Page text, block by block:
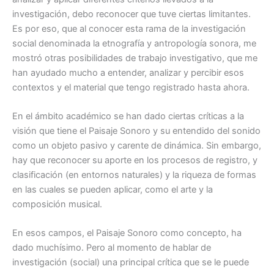
investigación, debo reconocer que tuve ciertas limitantes.
Es por eso, que al conocer esta rama de la investigación
social denominada la etnografía y antropología sonora, me
mostró otras posibilidades de trabajo investigativo, que me
han ayudado mucho a entender, analizar y percibir esos
contextos y el material que tengo registrado hasta ahora.
En el ámbito académico se han dado ciertas críticas a la
visión que tiene el Paisaje Sonoro y su entendido del sonido
como un objeto pasivo y carente de dinámica. Sin embargo,
hay que reconocer su aporte en los procesos de registro, y
clasificación (en entornos naturales) y la riqueza de formas
en las cuales se pueden aplicar, como el arte y la
composición musical.
En esos campos, el Paisaje Sonoro como concepto, ha
dado muchísimo. Pero al momento de hablar de
investigación (social) una principal crítica que se le puede